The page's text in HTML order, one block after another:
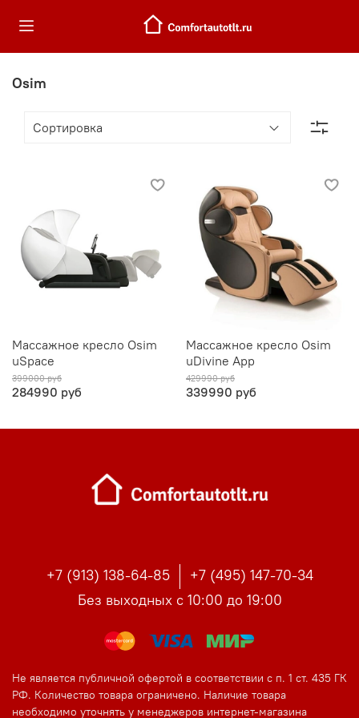
Osim
Массажное кресло Osim
uSpace
399000 руб
284990 руб
Массажное кресло Osim
uDivine App
429990 руб
339990 руб
+7 (913) 138-64-85
+7 (495) 147-70-34
Без выходных с 10:00 до 19:00
Не является публичной офертой в соответствии с п. 1 ст. 435 ГК
РФ. Количество товара ограничено. Наличие товара
необходимо уточнять у менеджеров интернет-магазина